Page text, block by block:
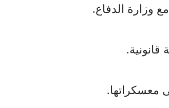
وزارة الدفاع.